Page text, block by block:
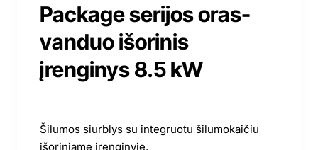
Package serijos oras-
vanduo išorinis
įrenginys 8.5 kW
Šilumos siurblys su integruotu šilumokaičiu
išoriniame įrenginyje.